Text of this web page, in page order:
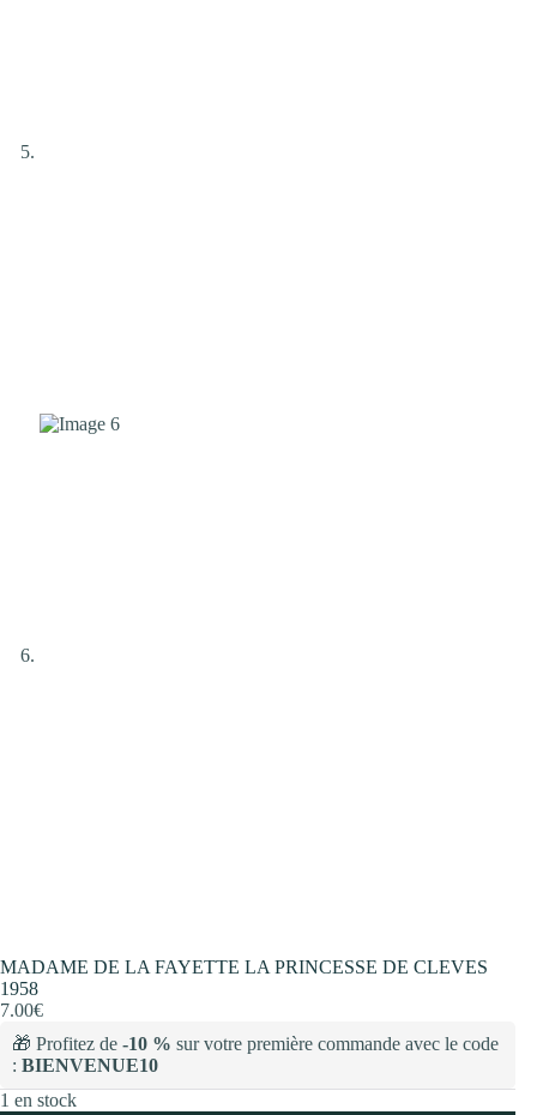
MADAME DE LA FAYETTE LA PRINCESSE DE CLEVES
1958
7.00€
🎁 Profitez de -10 % sur votre première commande avec le code
: BIENVENUE10
1 en stock